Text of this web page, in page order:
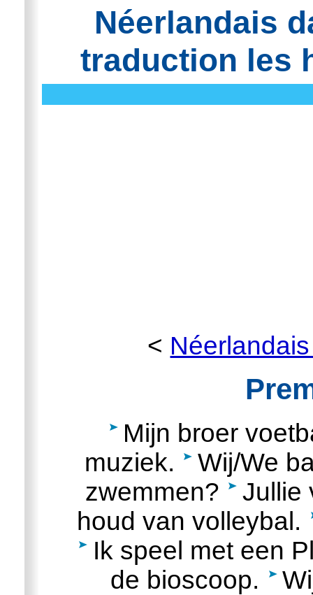
Néerlandais
traduction les
<
Mijn broer
muziek.
Wij/We
zwemmen?
Jullie
houd van volleybal.
Ik speel met een
de bioscoop.